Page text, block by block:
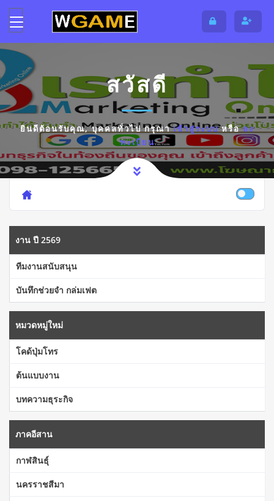
สวัสดี
ยินดีต้อนรับคุณ,บุคคลทั่วไปกรุณาเข้าสู่ระบบหรือลง
ทะเบียน
งาน ปี 2569
ทีมงานสนับสนุน
บันทึกช่วยจำ กล่มเฟต
หมวดหมู่ใหม่
โคด้ปุ่มโทร
ต้นแบบงาน
บทความธุระกิจ
ภาคอีสาน
กาฬสินธุ์
นครราชสีมา